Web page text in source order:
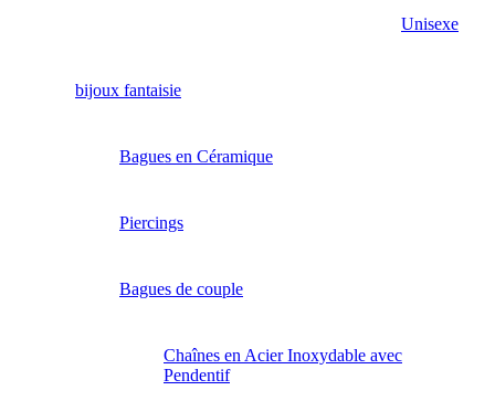
Unisexe
bijoux fantaisie
Bagues en Céramique
Piercings
Bagues de couple
Chaînes en Acier Inoxydable avec
Pendentif